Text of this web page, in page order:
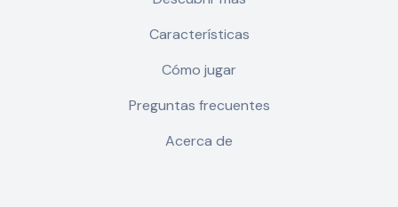
Características
Cómo jugar
Preguntas frecuentes
Acerca de